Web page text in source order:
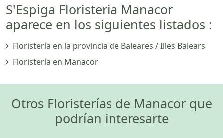
S'Espiga Floristeria Manacor
aparece en los siguientes listados :
Floristería en la provincia de Baleares / Illes Balears
Floristería en Manacor
Otros Floristerías de Manacor que
podrían interesarte